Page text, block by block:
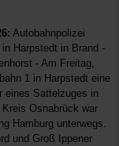
Autobahnpolizei
Harpstedt in Brand -
- Am Freitag,
1 in Harpstedt eine
eines Sattelzuges in
Osnabrück war
Hamburg unterwegs.
und Groß Ippener